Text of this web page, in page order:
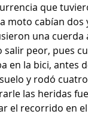
que
moto cabían
una cuerda
salir peor, pues
en la bici, antes
y rodó
las heridas
el recorrido en